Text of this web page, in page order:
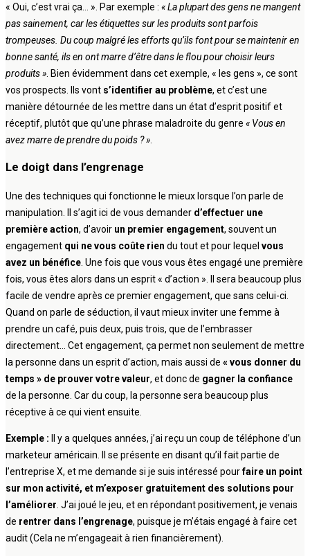
« Oui, c’est vrai ça… ». Par exemple : « La plupart des gens ne mangent
pas sainement, car les étiquettes sur les produits sont parfois
trompeuses. Du coup malgré les efforts qu’ils font pour se maintenir en
bonne santé, ils en ont marre d’être dans le flou pour choisir leurs
produits » . Bien évidemment dans cet exemple, « les gens », ce sont
vos prospects. Ils vont s’identifier au problème, et c’est une
manière détournée de les mettre dans un état d’esprit positif et
réceptif, plutôt que qu’une phrase maladroite du genre « Vous en
avez marre de prendre du poids ? »
Le doigt dans l’engrenage
Une des techniques qui fonctionne le mieux lorsque l’on parle de
manipulation. Il s’agit ici de vous demander d’effectuer une
première action, d’avoir un premier engagement, souvent un
engagement qui ne vous coûte rien du tout et pour lequel vous
avez un bénéfice . Une fois que vous vous êtes engagé une première
fois, vous êtes alors dans un esprit « d’action ». Il sera beaucoup plus
facile de vendre après ce premier engagement, que sans celui-ci.
Quand on parle de séduction, il vaut mieux inviter une femme à
prendre un café, puis deux, puis trois, que de l’embrasser
directement… Cet engagement, ça permet non seulement de mettre
la personne dans un esprit d’action, mais aussi de « vous donner du
temps » de prouver votre valeur, et donc de gagner la confiance
de la personne. Car du coup, la personne sera beaucoup plus
réceptive à ce qui vient ensuite.
Exemple : Il y a quelques années, j’ai reçu un coup de téléphone d’un
marketeur américain. Il se présente en disant qu’il fait partie de
l’entreprise X, et me demande si je suis intéressé pourfaire un point
sur mon activité, et m’exposer gratuitement des solutions pour
l’améliorer . J’ai joué le jeu, et en répondant positivement, je venais
de rentrer dans l’engrenage, puisque je m’étais engagé à faire cet
audit (Cela ne m’engageait à rien financièrement).